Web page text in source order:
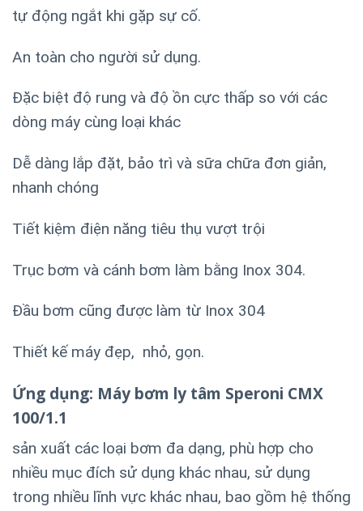
tự động ngắt khi gặp sự cố.
An toàn cho người sử dụng.
Đặc biệt độ rung và độ ồn cực thấp so với các
dòng máy cùng loại khác
Dễ dàng lắp đặt, bảo trì và sữa chữa đơn giản,
nhanh chóng
Tiết kiệm điện năng tiêu thụ vượt trội
Trục bơm và cánh bơm làm bằng Inox 304.
Đầu bơm cũng được làm từ Inox 304
Thiết kế máy đẹp, nhỏ, gọn.
Ứng dụng: Máy bơm ly tâm Speroni CMX
100/1.1
sản xuất các loại bơm đa dạng, phù hợp cho
nhiều mục đích sử dụng khác nhau, sử dụng
trong nhiều lĩnh vực khác nhau, bao gồm hệ thống